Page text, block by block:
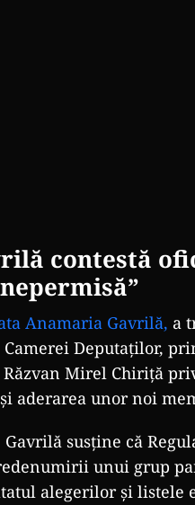
contestă
Anamaria Gavrilă, a
Deputaților,
Mirel Chiriță
aderarea unor noi
susține că
unui grup
alegerilor și listele